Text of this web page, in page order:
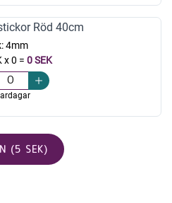
Röd 40cm
4mm
x 0 = 0 SEK
(5 SEK)